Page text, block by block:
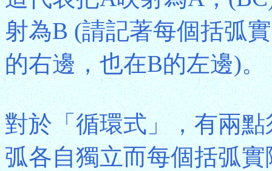
射為B (請記著每個括弧
的右邊，也在B的左邊)。
對於「循環式」，有兩
弧各自獨立而每個括弧